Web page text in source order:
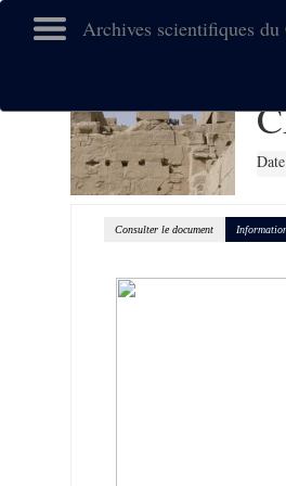
Archives scientifiques
Consulter le document